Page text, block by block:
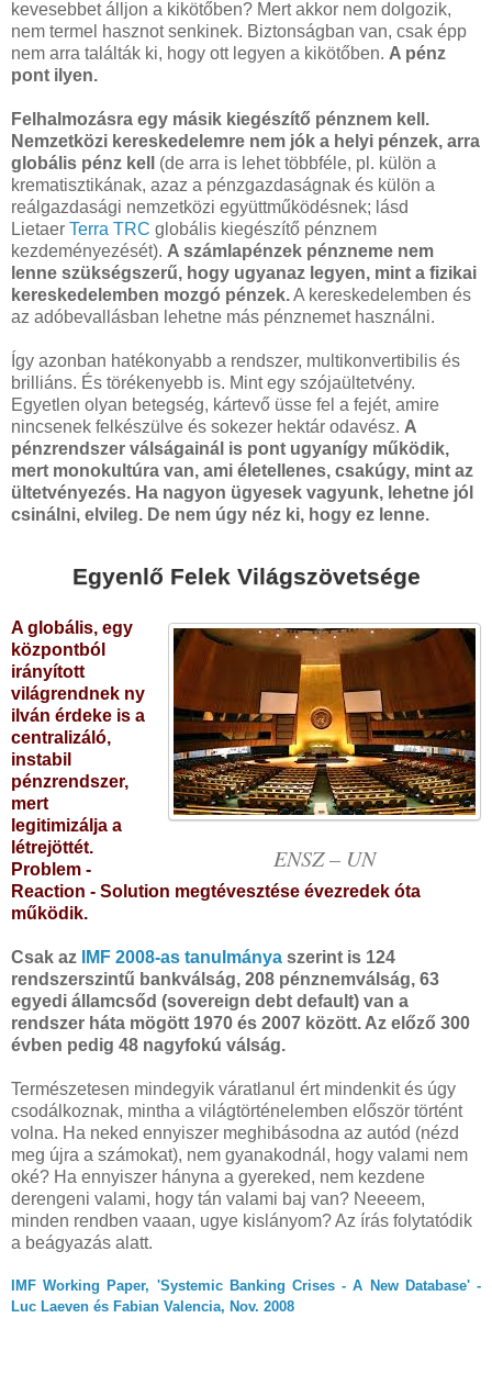
kevesebbet álljon a kikötőben? Mert akkor nem dolgozik,
nem termel hasznot senkinek. Biztonságban van, csak épp
nem arra találták ki, hogy ott legyen a kikötőben. A pénz
pont ilyen.
Felhalmozásra egy másik kiegészítő pénznem kell.
Nemzetközi kereskedelemre nem jók a helyi pénzek, arra
globális pénz kell (de arra is lehet többféle, pl. külön a
krematisztikának, azaz a pénzgazdaságnak és külön a
reálgazdasági nemzetközi együttműködésnek; lásd
Lietaer Terra TRC globális kiegészítő pénznem
kezdeményezését). A számlapénzek pénzneme nem
lenne szükségszerű, hogy ugyanaz legyen, mint a fizikai
kereskedelemben mozgó pénzek.A kereskedelemben és
az adóbevallásban lehetne más pénznemet használni.
Így azonban hatékonyabb a rendszer, multikonvertibilis és
brilliáns. És törékenyebb is. Mint egy szójaültetvény.
Egyetlen olyan betegség, kártevő üsse fel a fejét, amire
nincsenek felkészülve és sokezer hektár odavész. A
pénzrendszer válságainál is pont ugyanígy működik,
mert monokultúra van, ami életellenes, csakúgy, mint az
ültetvényezés. Ha nagyon ügyesek vagyunk, lehetne jól
csinálni, elvileg. De nem úgy néz ki, hogy ez lenne.
Egyenlő Felek Világszövetsége
ENSZ – UN
A globális, egy
központból
irányított
világrendnek ny
ilván érdeke is a
centralizáló,
instabil
pénzrendszer,
mert
legitimizálja a
létrejöttét.
Problem -
Reaction - Solution megtévesztése évezredek óta
működik.
Csak az IMF 2008-as tanulmánya szerint is 124
rendszerszintű bankválság, 208 pénznemválság, 63
egyedi államcsőd (sovereign debt default) van a
rendszer háta mögött 1970 és 2007 között. Az előző 300
évben pedig 48 nagyfokú válság.
Természetesen mindegyik váratlanul ért mindenkit és úgy
csodálkoznak, mintha a világtörténelemben először történt
volna. Ha neked ennyiszer meghibásodna az autód (nézd
meg újra a számokat), nem gyanakodnál, hogy valami nem
oké? Ha ennyiszer hányna a gyereked, nem kezdene
derengeni valami, hogy tán valami baj van? Neeeem,
minden rendben vaaan, ugye kislányom? Az írás folytatódik
a beágyazás alatt.
IMF Working Paper, 'Systemic Banking Crises - A New Database' -
Luc Laeven és Fabian Valencia, Nov. 2008